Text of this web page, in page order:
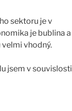
sektoru je v
je bublina a
vhodný.
jsem v souvislosti